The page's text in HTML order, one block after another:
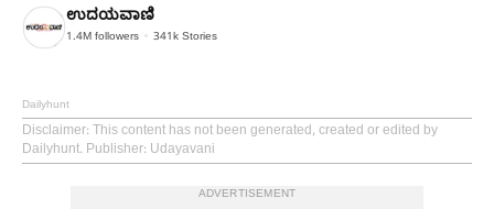
ಉದಯವಾಣಿ
1.4M followers 341k Stories
Dailyhunt
Disclaimer: This content has not been generated, created or edited by
Dailyhunt. Publisher: Udayavani
ADVERTISEMENT